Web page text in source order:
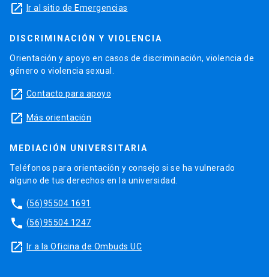
launch Ir al sitio de Emergencias
DISCRIMINACIÓN Y VIOLENCIA
Orientación y apoyo en casos de discriminación, violencia de
género o violencia sexual.
launch Contacto para apoyo
launch Más orientación
MEDIACIÓN UNIVERSITARIA
Teléfonos para orientación y consejo si se ha vulnerado
alguno de tus derechos en la universidad.
phone (56)95504 1691
phone (56)95504 1247
launch Ir a la Oficina de Ombuds UC